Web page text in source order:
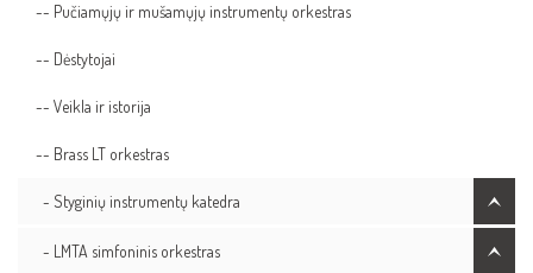
-- Pučiamųjų ir mušamųjų instrumentų orkestras
-- Dėstytojai
-- Veikla ir istorija
-- Brass LT orkestras
- Styginių instrumentų katedra
- LMTA simfoninis orkestras